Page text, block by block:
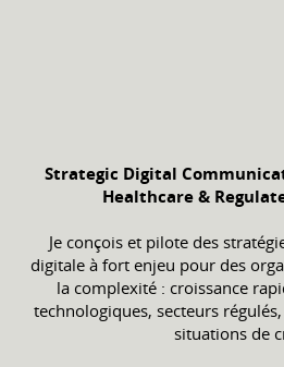
Strategic Digital
Healthcare &
Je conçois et pilote des
digitale à fort enjeu pour des
la complexité : croissance
technologiques, secteurs
situations de